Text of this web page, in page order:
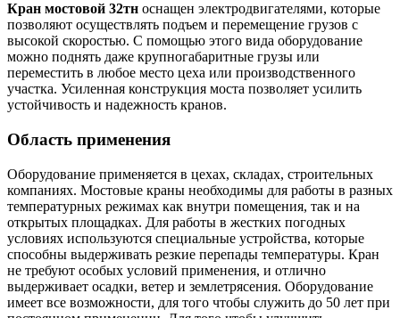
Кран мостовой 32тн оснащен электродвигателями, которые
позволяют осуществлять подъем и перемещение грузов с
высокой скоростью. С помощью этого вида оборудование
можно поднять даже крупногабаритные грузы или
переместить в любое место цеха или производственного
участка. Усиленная конструкция моста позволяет усилить
устойчивость и надежность кранов.
Область применения
Оборудование применяется в цехах, складах, строительных
компаниях. Мостовые краны необходимы для работы в разных
температурных режимах как внутри помещения, так и на
открытых площадках. Для работы в жестких погодных
условиях используются специальные устройства, которые
способны выдерживать резкие перепады температуры. Кран
не требуют особых условий применения, и отлично
выдерживает осадки, ветер и землетрясения. Оборудование
имеет все возможности, для того чтобы служить до 50 лет при